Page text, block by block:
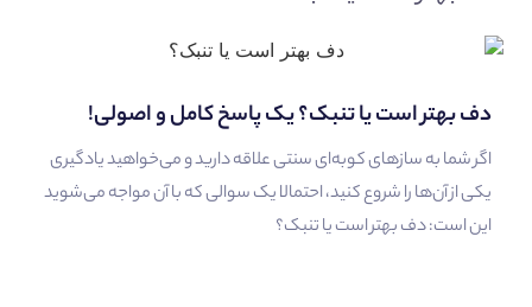
دف بهتر است یا تنبک؟ یک پاسخ کامل و اصولی!
اگر شما به سازهای کوبه‌ای سنتی علاقه دارید و می‌خواهید یادگیری
یکی از آن‌ها را شروع کنید، احتمالا یک سوالی که با آن مواجه می‌شوید
این است: دف بهتر است یا تنبک؟